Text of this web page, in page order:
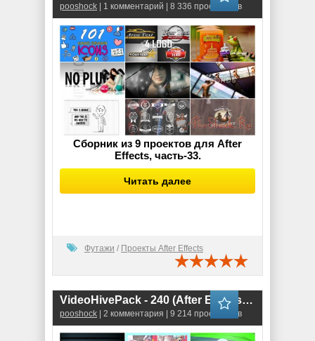
pooshock | 1 комментарий | 8 336 просмотров
Сборник из 9 проектов для After
Effects, часть-33.
Читать далее
Футажи / Проекты After Effects
VideoHivePack - 240 (After Effects Projects Pack)
pooshock | 2 комментария | 9 214 просмотров